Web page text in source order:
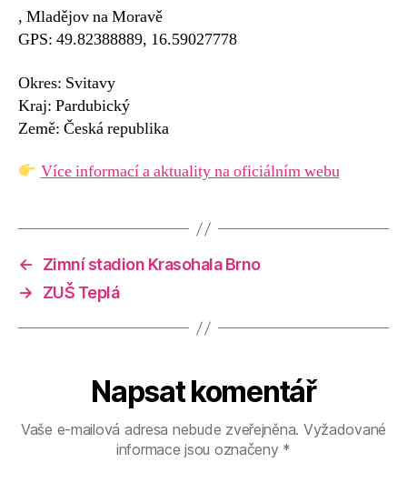
, Mladějov na Moravě
GPS: 49.82388889, 16.59027778
Okres: Svitavy
Kraj: Pardubický
Země: Česká republika
Více informací a aktuality na oficiálním webu
←
Zimní stadion Krasohala Brno
→
ZUŠ Teplá
Napsat komentář
Vaše e-mailová adresa nebude zveřejněna. Vyžadované
informace jsou označeny *